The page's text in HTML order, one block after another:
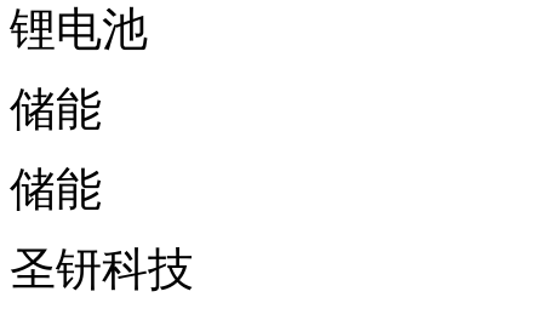
锂电池
储能
储能
圣钘科技